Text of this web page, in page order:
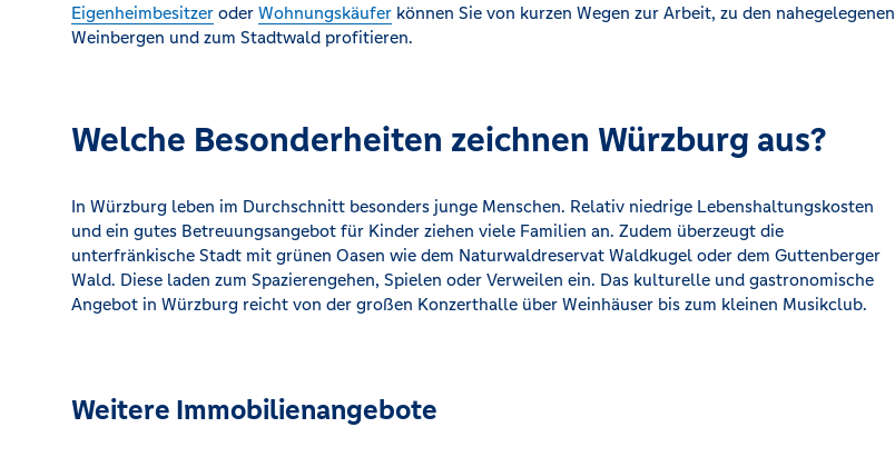
Eigenheimbesitzer oder Wohnungskäufer können Sie von kurzen Wegen zur Arbeit, zu den nahegelegenen
Weinbergen und zum Stadtwald profitieren.
Welche Besonderheiten zeichnen Würzburg aus?
In Würzburg leben im Durchschnitt besonders junge Menschen. Relativ niedrige Lebenshaltungskosten
und ein gutes Betreuungsangebot für Kinder ziehen viele Familien an. Zudem überzeugt die
unterfränkische Stadt mit grünen Oasen wie dem Naturwaldreservat Waldkugel oder dem Guttenberger
Wald. Diese laden zum Spazierengehen, Spielen oder Verweilen ein. Das kulturelle und gastronomische
Angebot in Würzburg reicht von der großen Konzerthalle über Weinhäuser bis zum kleinen Musikclub.
Weitere Immobilienangebote